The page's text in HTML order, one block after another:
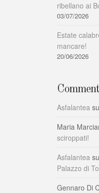
ribellano ai
03/07/2026
Estate
mancare!
20/06/2026
Asfalantea su
Maria
sciroppati!
Asfalantea su
Palazzo di
Gennaro Di